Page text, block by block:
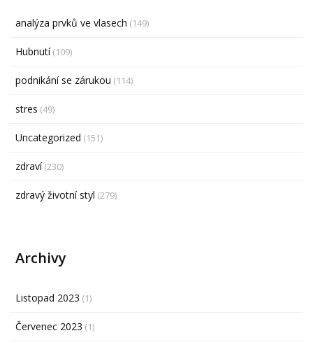
analýza prvků ve vlasech (149)
Hubnutí(109)
podnikání se zárukou (114)
stres (49)
Uncategorized (151)
zdraví(230)
zdravý životní styl (279)
Archivy
Listopad 2023 (1)
Červenec 2023 (1)